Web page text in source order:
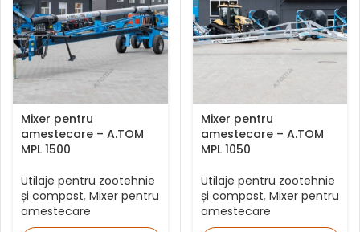
Mixer pentru
amestecare – A.TOM
MPL 1500
Utilaje pentru zootehnie
și compost, Mixer pentru
amestecare
Mixer pentru
amestecare – A.TOM
MPL 1050
Utilaje pentru zootehnie
și compost, Mixer pentru
amestecare